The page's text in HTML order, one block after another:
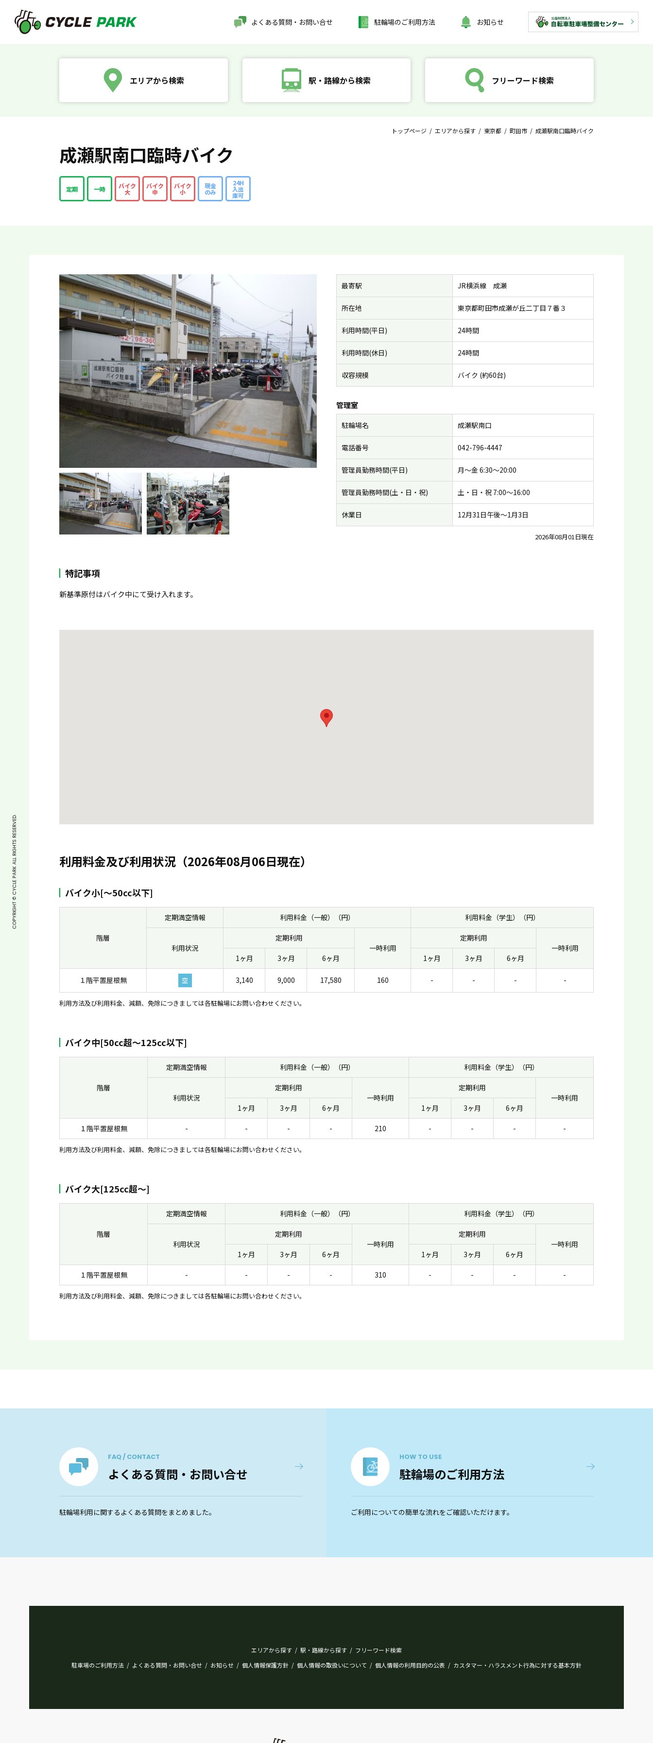
よくある質問・お問い合せ 駐輪場のご利用方法 お知らせ
エリアから検索 駅・路線から検索 フリーワード検索
トップページ / エリアから探す / 東京都 / 町田市 / 成瀬駅南口臨時バイク
成瀬駅南口臨時バイク
定期 一時 バイク
大
バイク
中
バイク
小
現金
のみ
24H
入出
庫可
最寄駅 JR横浜線 成瀬
所在地 東京都町田市成瀬が丘二丁目７番３
利用時間(平日) 24時間
利用時間(休日) 24時間
収容規模 バイク (約60台)
管理室
駐輪場名 成瀬駅南口
電話番号 042-796-4447
管理員勤務時間(平日) 月〜金 6:30〜20:00
管理員勤務時間(土・日・祝) 土・日・祝 7:00〜16:00
休業日 12月31日午後〜1月3日
2026年08月01日現在
特記事項
新基準原付はバイク中にて受け入れます。
利用料金及び利用状況（2026年08月06日現在）
バイク小[〜50cc以下]
階層
定期満空情報 利用料金（一般）（円） 利用料金（学生）（円）
利用状況
定期利用
一時利用
定期利用
一時利用
1ヶ月
3ヶ月 6ヶ月 1ヶ月 3ヶ月 6ヶ月
１階平置屋根無 空 3,140 9,000 17,580 160 - - - -
利用方法及び利用料金、減額、免除につきましては各駐輪場にお問い合わせください。
バイク中[50cc超〜125cc以下]
階層
定期満空情報 利用料金（一般）（円） 利用料金（学生）（円）
利用状況
定期利用
一時利用
定期利用
一時利用
1ヶ月
3ヶ月 6ヶ月 1ヶ月 3ヶ月 6ヶ月
１階平置屋根無 - - - - 210 - - - -
利用方法及び利用料金、減額、免除につきましては各駐輪場にお問い合わせください。
バイク大[125cc超〜]
階層
定期満空情報 利用料金（一般）（円） 利用料金（学生）（円）
利用状況
定期利用
一時利用
定期利用
一時利用
1ヶ月
3ヶ月 6ヶ月 1ヶ月 3ヶ月 6ヶ月
１階平置屋根無 - - - - 310 - - - -
利用方法及び利用料金、減額、免除につきましては各駐輪場にお問い合わせください。
FAQ / CONTACT
よくある質問・お問い合せ
駐輪場利用に関するよくある質問をまとめました。
HOW TO USE
駐輪場のご利用方法
ご利用についての簡単な流れをご確認いただけます。
エリアから探す / 駅・路線から探す / フリーワード検索
駐車場のご利用方法 / よくある質問・お問い合せ / お知らせ / 個人情報保護方針 / 個人情報の取扱いについて / 個人情報の利用目的の公表 / カスタマー・ハラスメント行為に対する基本方針
COPYRIGHT © CYCLE PARK ALL RIGHTS RESERVED.